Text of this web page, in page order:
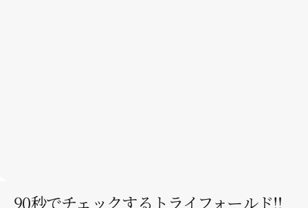
90秒でチェックするトライフォールド‼